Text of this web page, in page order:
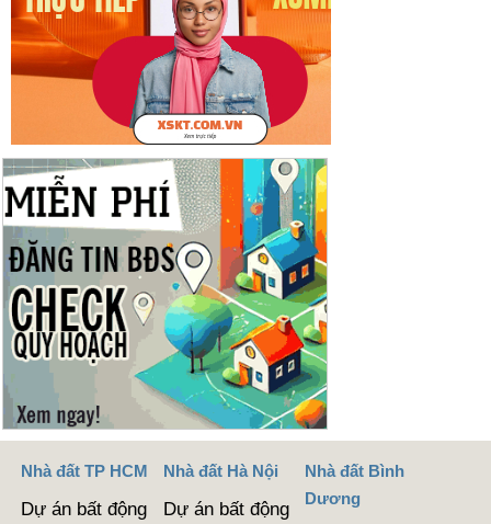
Nhà đất TP HCM
Dự án bất động
Nhà đất Hà Nội
Dự án bất động
Nhà đất Bình
Dương